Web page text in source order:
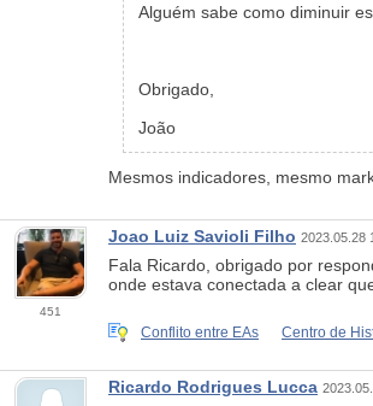
Alguém sabe como diminuir
Obrigado,
João
Mesmos indicadores, mesmo
451
Joao Luiz Savioli Filho 2023.05.28
Fala Ricardo, obrigado por
onde estava conectada a clear
Conflito entre EAs Centro de
Ricardo Rodrigues Lucca